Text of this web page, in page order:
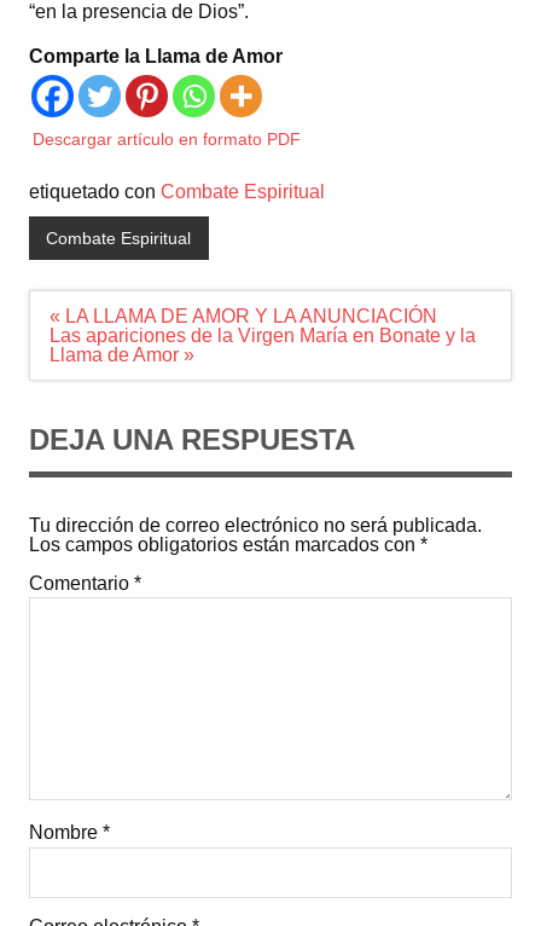
“en la presencia de Dios”.
Comparte la Llama de Amor
Descargar artículo en formato PDF
etiquetado con Combate Espiritual
Combate Espiritual
Navegación
de
entradas
« LA LLAMA DE AMOR Y LA ANUNCIACIÓN
Las apariciones de la Virgen María en Bonate y la
Llama de Amor »
DEJA UNA RESPUESTA
Tu dirección de correo electrónico no será publicada.
Los campos obligatorios están marcados con *
Comentario *
Nombre *